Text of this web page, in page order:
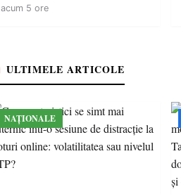
energie electrică a fabricilor de
acum 5 ore
ULTIMELE ARTICOLE
NAȚIONALE